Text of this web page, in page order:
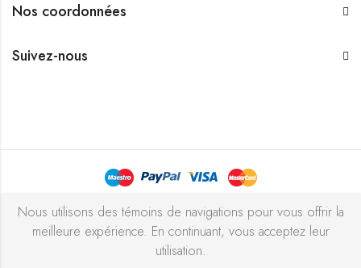
Nos coordonnées
Suivez-nous
Bijouterie Chekchak Inc © 2026 Tous droits réservés - Réalisé
avec ♥ par l’agence ZIGZAG
Nous utilisons des témoins de navigations pour vous offrir la
meilleure expérience. En continuant, vous acceptez leur
utilisation.